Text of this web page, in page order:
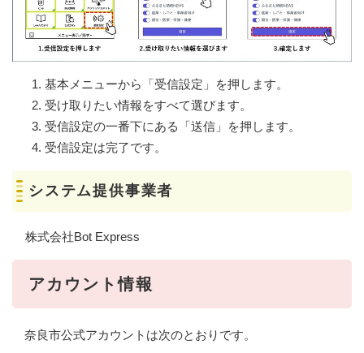
基本メニューから「受信設定」を押します。
受け取りたい情報をすべて選びます。
受信設定の一番下にある「送信」を押します。
受信設定は完了です。
システム提供事業者
株式会社Bot Express
アカウント情報
奈良市公式アカウントは次のとおりです。